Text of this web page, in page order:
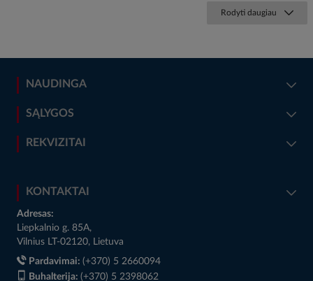
Rodyti daugiau
NAUDINGA
SĄLYGOS
REKVIZITAI
KONTAKTAI
Adresas:
Liepkalnio g. 85A,
Vilnius LT-02120, Lietuva
Pardavimai: (+370) 5 2660094
Buhalterija: (+370) 5 2398062